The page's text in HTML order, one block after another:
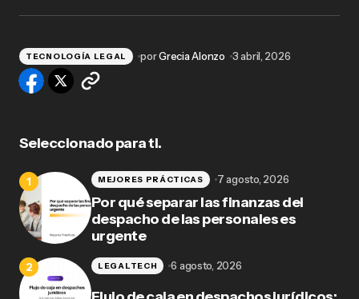
TECNOLOGÍA LEGAL porGrecia Alonzo 3 abril, 2026
Seleccionado para ti.
Por qué separar las finanzas del
despacho de las personales es
urgente
MEJORES PRÁCTICAS 7 agosto, 2026
LEGALTECH 6 agosto, 2026